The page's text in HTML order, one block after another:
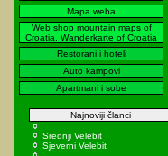
Mapa weba
Web shop mountain maps of
Croatia, Wanderkarte of Croatia
Restorani i hoteli
Auto kampovi
Apartmani i sobe
Najnoviji članci
Srednji Velebit
Sjeverni Velebit